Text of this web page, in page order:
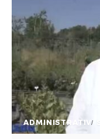
ADMINISTRATIV